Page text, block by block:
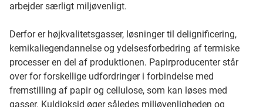
arbejder særligt miljøvenligt.
Derfor er højkvalitetsgasser, løsninger til delignificering,
kemikaliegendannelse og ydelsesforbedring af termiske
processer en del af produktionen. Papirproducenter står
over for forskellige udfordringer i forbindelse med
fremstilling af papir og cellulose, som kan løses med
gasser. Kuldioksid øger således miljøvenligheden og